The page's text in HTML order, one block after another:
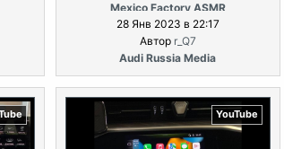
Mexico Factory ASMR
28 Янв 2023 в 22:17
Автор r_Q7
Audi Russia Media
YouTube